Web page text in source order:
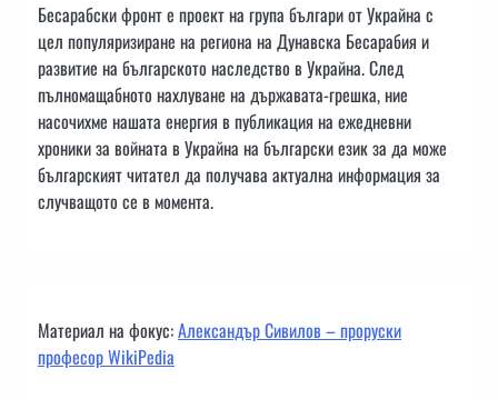
Бесарабски фронт е проект на група българи от Украйна с
цел популяризиране на региона на Дунавска Бесарабия и
развитие на българското наследство в Украйна. След
пълномащабното нахлуване на държавата-грешка, ние
насочихме нашата енергия в публикация на ежедневни
хроники за войната в Украйна на български език за да може
българският читател да получава актуална информация за
случващото се в момента.
Материал на фокус:Александър Сивилов – проруски
професор WikiPedia